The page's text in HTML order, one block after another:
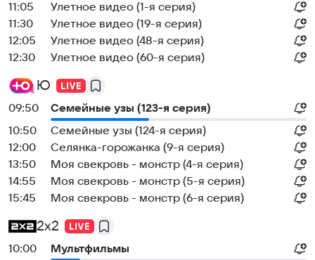
11:05
Улетное видео (1-я серия)
11:30
Улетное видео (19-я серия)
12:05
Улетное видео (48-я серия)
12:30
Улетное видео (60-я серия)
Ю
09:50
Семейные узы (123-я серия)
10:50
Семейные узы (124-я серия)
12:00
Селянка-горожанка (9-я серия)
13:50
Моя свекровь - монстр (4-я серия)
14:55
Моя свекровь - монстр (5-я серия)
15:45
Моя свекровь - монстр (6-я серия)
2x2
10:00
Мультфильмы